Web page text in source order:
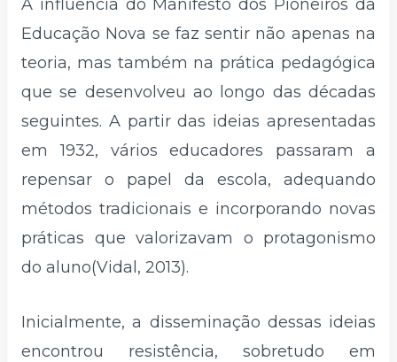
A influência do Manifesto dos Pioneiros da
Educação Nova se faz sentir não apenas na
teoria, mas também na prática pedagógica
que se desenvolveu ao longo das décadas
seguintes. A partir das ideias apresentadas
em 1932, vários educadores passaram a
repensar o papel da escola, adequando
métodos tradicionais e incorporando novas
práticas que valorizavam o protagonismo
do aluno(Vidal, 2013).
Inicialmente, a disseminação dessas ideias
encontrou resistência, sobretudo em